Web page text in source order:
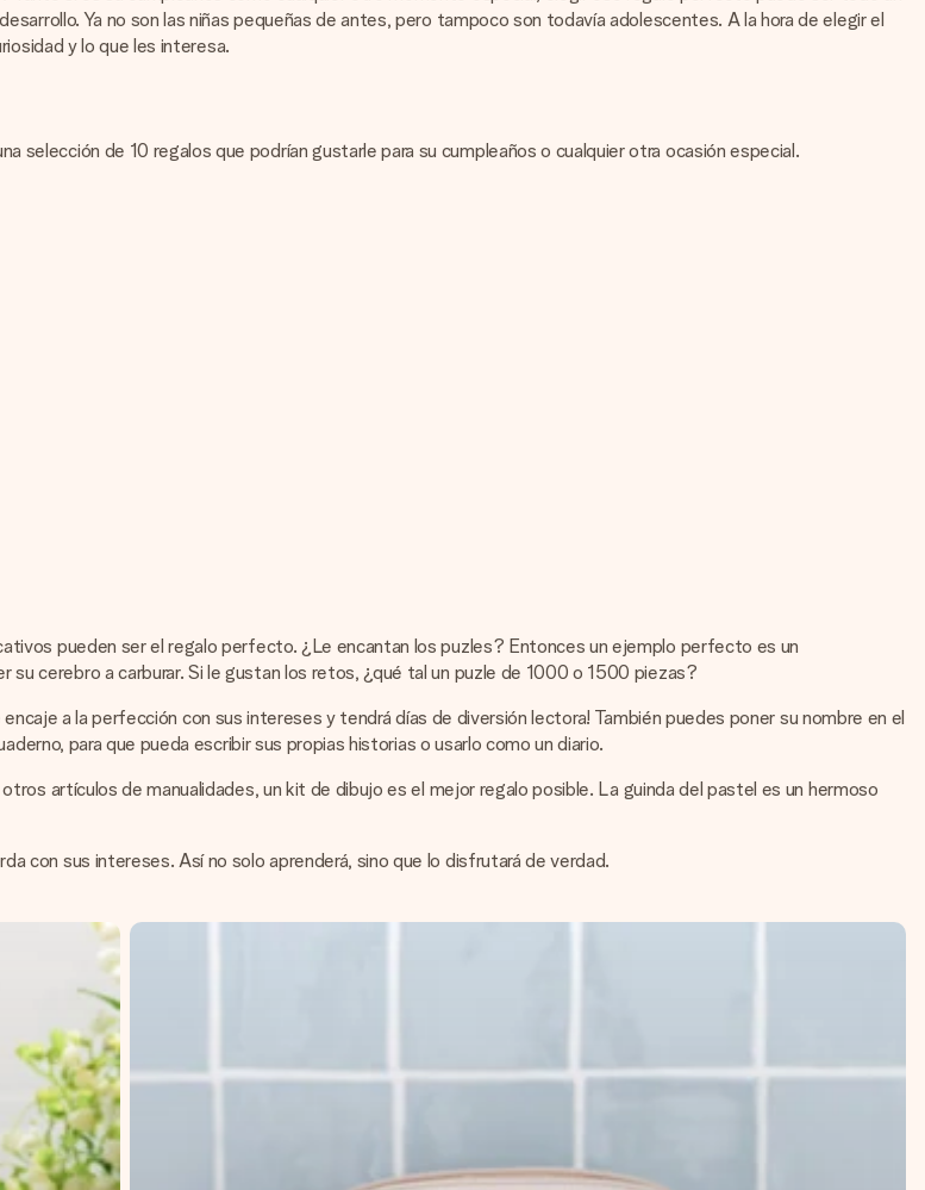
Ya no son las niñas pequeñas de antes, pero tampoco son todavía adolescentes. A la hora de elegir el
y lo que les interesa.
selección de 10 regalos que podrían gustarle para su cumpleaños o cualquier otra ocasión especial.
pueden ser el regalo perfecto. ¿Le encantan los puzles? Entonces un ejemplo perfecto es un
cerebro a carburar. Si le gustan los retos, ¿qué tal un puzle de 1000 o 1500 piezas?
a la perfección con sus intereses y tendrá días de diversión lectora! También puedes poner su nombre en el
para que pueda escribir sus propias historias o usarlo como un diario.
artículos de manualidades, un kit de dibujo es el mejor regalo posible. La guinda del pastel es un hermoso
con sus intereses. Así no solo aprenderá, sino que lo disfrutará de verdad.